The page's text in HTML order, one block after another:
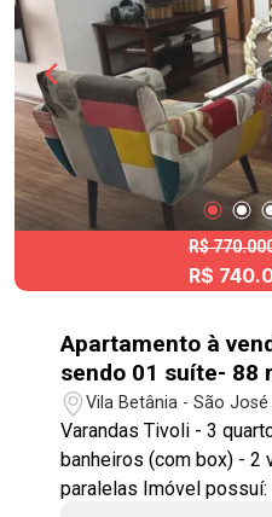
horas e câmeras de
deficientes - Sistema de
eletrônico -
Lavanderia no condomínio Agende sua
#imobiliária
#bellacittá
R$
R$
Apartamento à
sendo 01 suíte- 88
Vila Betânia - São
Varandas Tivoli - 3 quartos, sendo 1 suíte - 2
banheiros (com box) - 2
paralelas Imóvel possuí: - Sala para 2 ambientes